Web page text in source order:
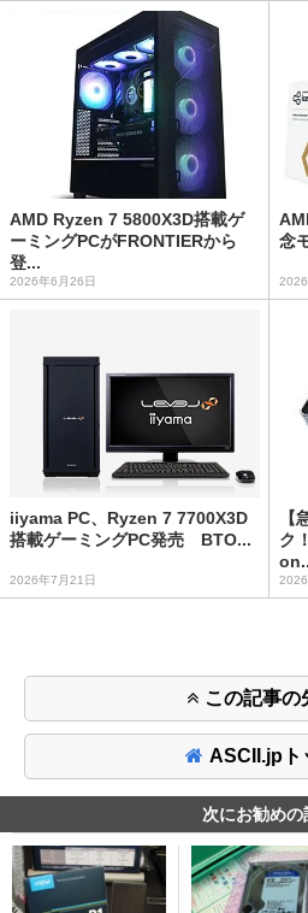
AMD Ryzen 7 5800X3D搭載ゲ
ーミングPCがFRONTIERから
登...
2026年6月26日
念
iiyama PC、Ryzen 7 7700X3D
搭載ゲーミングPC発売 BTO...
2026年7月21日
【
ク
この記事の
ASCII.jpト
次にお勧めの